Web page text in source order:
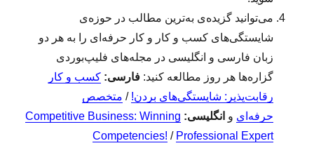
س
ب
و
ک
ا
(
۱
۹
می‌توانید گزیده‌ی به‌ترین مطالب در حوزه‌ی
شایستگی‌های کسب و کار و کار حرفه‌ای را به هر دو
زبان فارسی و انگلیسی در مجله‌های فلیپ‌بوردی
گزاره‌ها هر روز مطالعه کنید:فارسی: کسب و کار
رقابت‌پذیر: شایستگی‌های بردن! / متخصص
حرفه‌ای و انگلیسی: Competitive Business: Winning
Competencies! / Professional Expert